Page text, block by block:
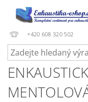
+420 608 320 502